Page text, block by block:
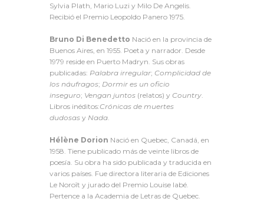
Sylvia Plath, Mario Luzi y Milo De Angelis.
Recibió el Premio Leopoldo Panero 1975.
Bruno Di Benedetto Nació en la provincia de
Buenos Aires, en 1955. Poeta y narrador. Desde
1979 reside en Puerto Madryn. Sus obras
publicadas: Palabra irregular; Complicidad de
los náufragos; Dormir es un oficio
inseguro; Vengan juntos (relatos) y Country.
Libros inéditos:Crónicas de muertes
dudosas y Nada.
Hélène Dorion Nació en Quebec, Canadá, en
1958. Tiene publicado más de veinte libros de
poesía. Su obra ha sido publicada y traducida en
varios países. Fue directora literaria de Ediciones
Le Noroît y jurado del Premio Louise Iabé.
Pertence a la Academia de Letras de Quebec.